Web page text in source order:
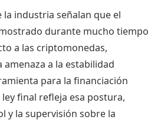
la industria señalan que el
durante mucho tiempo
a las criptomonedas,
a la estabilidad
para la financiación
final refleja esa postura,
y la supervisión sobre la